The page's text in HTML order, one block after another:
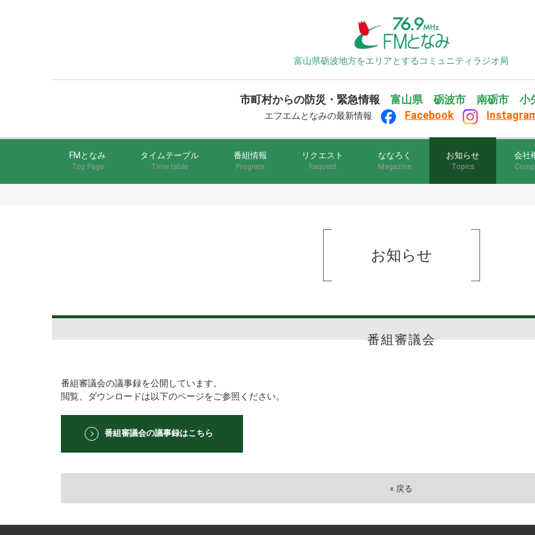
富山県砺波地方をエリアとするコミュニティラジオ局
市町村からの防災・緊急情報 富山県 砺波市 南砺市 小
エフエムとなみの最新情報 Facebook
FMとなみ
Top Page
タイムテーブル
Time table
番組情報
Program
リクエスト
Request
ななろく
Magazine
お知らせ
Topics
会社
お知らせ
番組審議会
番組審議会の議事録を公開しています。
閲覧、ダウンロードは以下のページをご参照ください。
番組審議会の議事録はこちら
« 戻る